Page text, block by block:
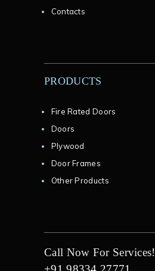
Contacts
PRODUCTS
Fire Rated Doors
Doors
Plywood
Door Frames
Other Products
Call Now For Services!